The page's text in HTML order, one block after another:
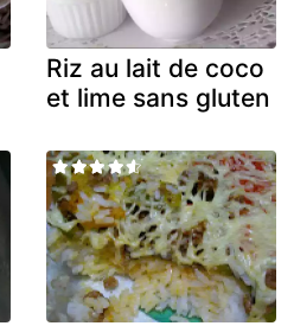
Riz au lait de coco
et lime sans gluten